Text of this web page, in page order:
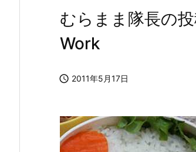
むらまま隊長の
Work
 2011年5月17日